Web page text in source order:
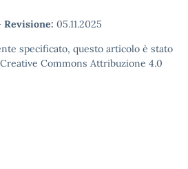
Revisione: 05.11.2025
specificato, questo articolo è stato
Commons Attribuzione 4.0